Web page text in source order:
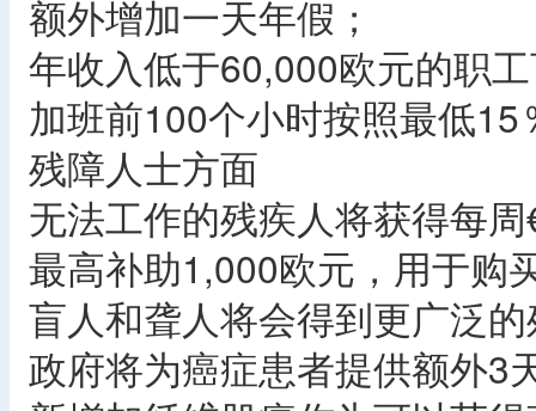
额外增加一天年假；
年收入低于60,000欧元的职
加班前100个小时按照最低
残障人士方面
无法工作的残疾人将获得每
最高补助1,000欧元，用于购
盲人和聋人将会得到更广泛
政府将为癌症患者提供额外3